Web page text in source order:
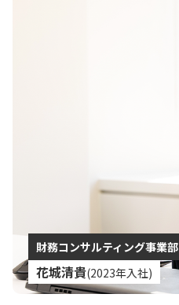
財務コンサルティング事業部
花城清貴(2023年入社)